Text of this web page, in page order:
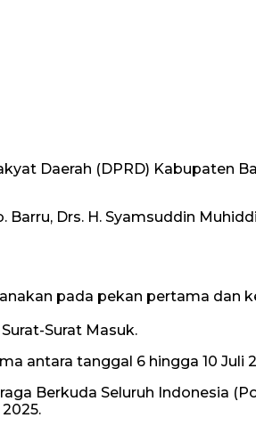
Daerah (DPRD) Kabupaten
Drs. H. Syamsuddin
pada pekan pertama dan
Surat Masuk.
antara tanggal 6 hingga 10 Juli
Berkuda Seluruh Indonesia